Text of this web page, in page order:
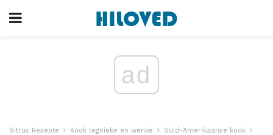
ad
Sitrus Resepte Kook tegnieke en wenke
Suid-Amerikaanse kook